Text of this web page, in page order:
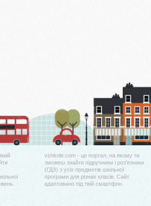
vshkole.com - це портал, на якому ти
зможеш знайти підручники і роз'язники
(ГДЗ) з усіх предметів шкільної
програми для різних класів. Сайт
адаптовано під твій смартфон.